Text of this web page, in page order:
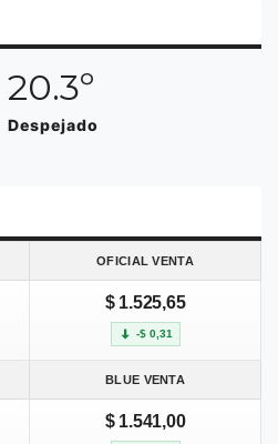
20.3º
Despejado
OFICIAL VENTA
$ 1.525,65
-$ 0,31
BLUE VENTA
$ 1.541,00